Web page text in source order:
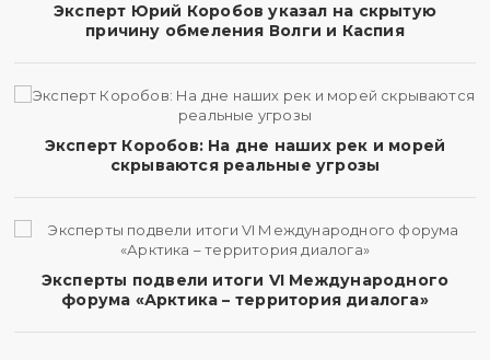
Эксперт Юрий Коробов указал на скрытую
причину обмеления Волги и Каспия
Эксперт Коробов: На дне наших рек и морей
скрываются реальные угрозы
Эксперты подвели итоги VI Международного
форума «Арктика – территория диалога»